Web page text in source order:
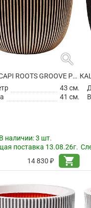
search
КАШПО CAPI ROOTS GROOVE PLANTER BALL BLACK GOLD
43 см.
41 см.
наличии:3 шт.
поставка 13.08.26г.
14 830 ₽
shopping_cart